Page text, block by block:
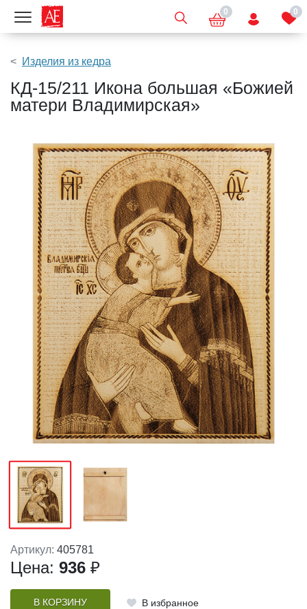
Показать меню 0 0
Изделия из кедра
КД-15/211 Икона большая «Божией
матери Владимирская»
Артикул: 405781
Цена: 936 ₽
В КОРЗИНУ В избранное